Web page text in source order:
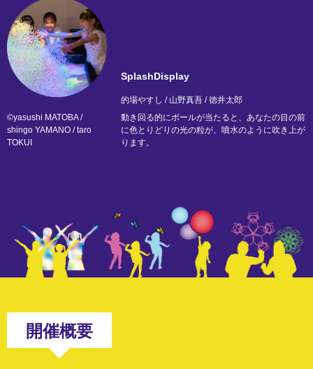
©yasushi MATOBA /
shingo YAMANO / taro
TOKUI
SplashDisplay
的場やすし / 山野真吾 / 徳井太郎
動き回る的にボールが当たると、あなたの目の前
に色とりどりの光の粒が、噴水のように吹き上が
ります。
開催概要